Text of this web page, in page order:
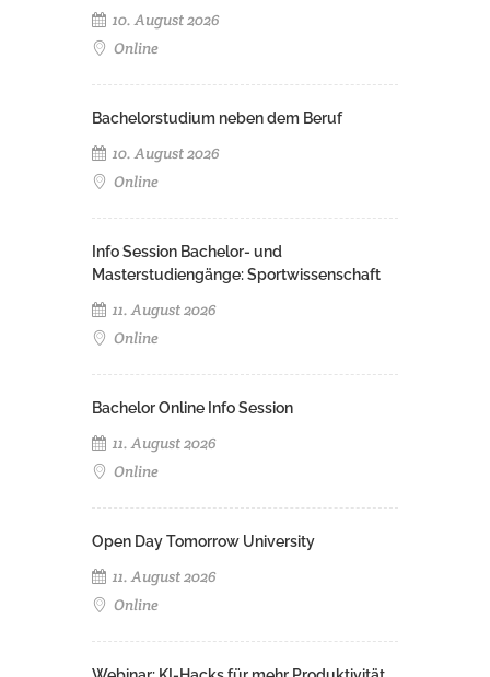
10. August 2026
Online
Bachelorstudium neben dem Beruf
10. August 2026
Online
Info Session Bachelor- und
Masterstudiengänge: Sportwissenschaft
11. August 2026
Online
Bachelor Online Info Session
11. August 2026
Online
Open Day Tomorrow University
11. August 2026
Online